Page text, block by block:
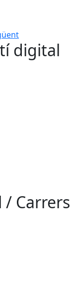
digital
/ Carrers